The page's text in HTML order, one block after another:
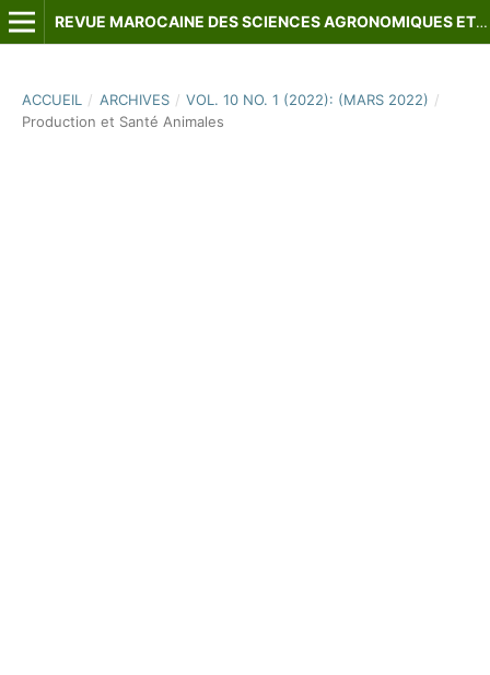
REVUE MAROCAINE DES SCIENCES AGRONOMIQUES ET VÉTÉRINAIRES
ACCUEIL / ARCHIVES / VOL. 10 NO. 1 (2022): (MARS 2022) /
Production et Santé Animales